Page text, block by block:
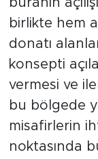
birlikte hem
donatı
konsepti
vermesi ve
bu bölgede
misafirlerin
noktasında